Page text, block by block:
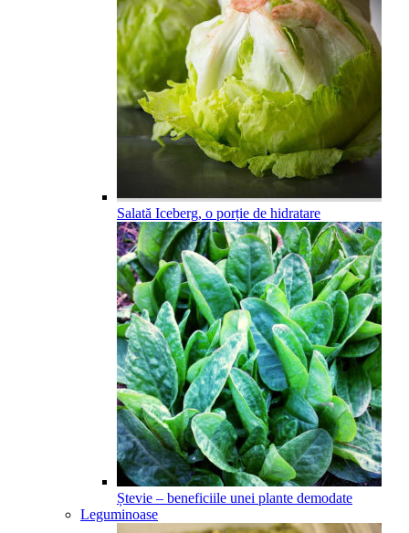
Salată Iceberg, o porție de hidratare
Ștevie – beneficiile unei plante demodate
Leguminoase